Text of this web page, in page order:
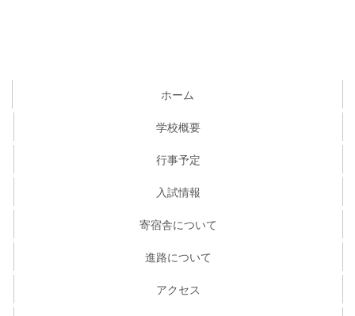
ホーム
学校概要
行事予定
入試情報
寄宿舎について
進路について
アクセス